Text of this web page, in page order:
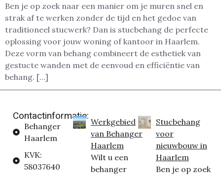
Ben je op zoek naar een manier om je muren snel en
strak af te werken zonder de tijd en het gedoe van
traditioneel stucwerk? Dan is stucbehang de perfecte
oplossing voor jouw woning of kantoor in Haarlem.
Deze vorm van behang combineert de esthetiek van
gestucte wanden met de eenvoud en efficiëntie van
behang. […]
Contactinformatie:
Behanger
Haarlem
KVK:
58037640
Werkgebied
van Behanger
Haarlem
Wilt u een
behanger
Stucbehang
voor
nieuwbouw in
Haarlem
Ben je op zoek